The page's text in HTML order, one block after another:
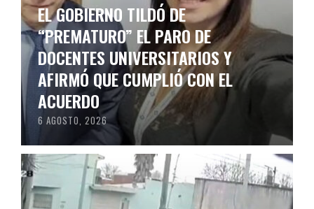
EL GOBIERNO TILDÓ DE
“PREMATURO” EL PARO DE
DOCENTES UNIVERSITARIOS Y
AFIRMÓ QUE CUMPLIÓ CON EL
ACUERDO
6 AGOSTO, 2026